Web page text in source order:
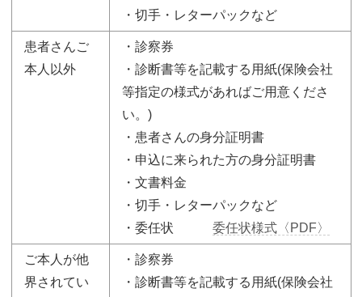
・切手・レターパックなど
患者さんご
本人以外
・診察券
・診断書等を記載する用紙(保険会社
等指定の様式があればご用意くださ
い。)
・患者さんの身分証明書
・申込に来られた方の身分証明書
・文書料金
・切手・レターパックなど
・委任状 委任状様式〈PDF〉
ご本人が他
界されてい
・診察券
・診断書等を記載する用紙(保険会社